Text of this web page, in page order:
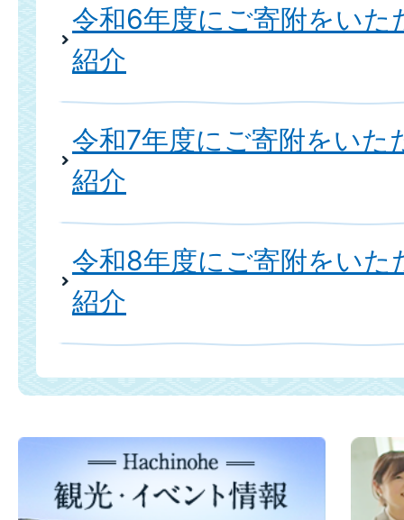
令和6年度にご寄附をいた
紹介
令和7年度にご寄附をいた
紹介
令和8年度にご寄附をいた
紹介